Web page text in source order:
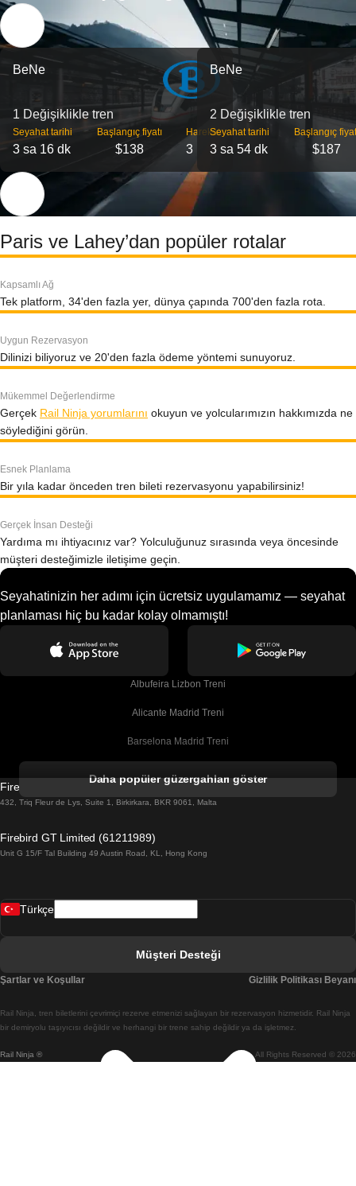
BeNe
1 Değişiklikle tren
Seyahat tarihi
3 sa 16 dk
Başlangıç ​​fiyatı
$138
Hareket
3
BeNe
2 Değişiklikle tren
Seyahat tarihi
3 sa 54 dk
Başlangıç
$187
Paris ve Lahey’dan popüler rotalar
Kapsamlı Ağ
Tek platform, 34'den fazla yer, dünya çapında 700'den fazla rota.
Uygun Rezervasyon
Dilinizi biliyoruz ve 20'den fazla ödeme yöntemi sunuyoruz.
Mükemmel Değerlendirme
Gerçek Rail Ninja yorumlarını okuyun ve yolcularımızın hakkımızda ne
söylediğini görün.
Esnek Planlama
Bir yıla kadar önceden tren bileti rezervasyonu yapabilirsiniz!
Gerçek İnsan Desteği
Yardıma mı ihtiyacınız var? Yolculuğunuz sırasında veya öncesinde
müşteri desteğimizle iletişime geçin.
Seyahatinizin her adımı için ücretsiz uygulamamız — seyahat
planlaması hiç bu kadar kolay olmamıştı!
Albufeira Lizbon Treni
Alicante Madrid Treni
Barselona Madrid Treni
Barselona Sevilla Treni
Belfast Dublin Treni
Budapeşte Viyana Treni
Busan Cheonan(Asan) Treni
Daha popüler güzergahları göster
Firebird GT Limited (OC 1451)
432, Triq Fleur de Lys, Suite 1, Birkirkara, BKR 9061, Malta
Firebird GT Limited (61211989)
Unit G 15/F Tal Building 49 Austin Road, KL, Hong Kong
Rail Ninja ® All Rights Reserved © 2026
Rail Ninja, tren biletlerini çevrimiçi rezerve etmenizi sağlayan bir rezervasyon hizmetidir. Rail Ninja
bir demiryolu taşıyıcısı değildir ve herhangi bir trene sahip değildir ya da işletmez.
Türkçe
Müşteri Desteği
Şartlar ve Koşullar Gizlilik Politikası Beyanı